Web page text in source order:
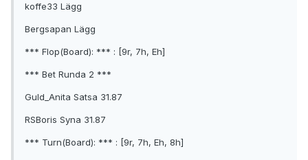
koffe33 Lägg
Bergsapan Lägg
*** Flop(Board): *** : [9r, 7h, Eh]
*** Bet Runda 2 ***
Guld_Anita Satsa 31.87
RSBoris Syna 31.87
*** Turn(Board): *** : [9r, 7h, Eh, 8h]